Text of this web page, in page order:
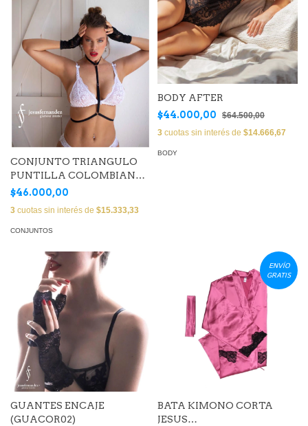
CONJUNTO TRIANGULO
PUNTILLA COLOMBIANA
(Art. EPLSTT01)
$46.000,00
3 cuotas sin interés de $15.333,33
CONJUNTOS
BODY AFTER
$44.000,00
$64.500,00
3 cuotas sin interés de $14.666,67
BODY
GUANTES ENCAJE
(GUACOR02)
ENVÍO
GRATIS
BATA KIMONO CORTA
JESUS